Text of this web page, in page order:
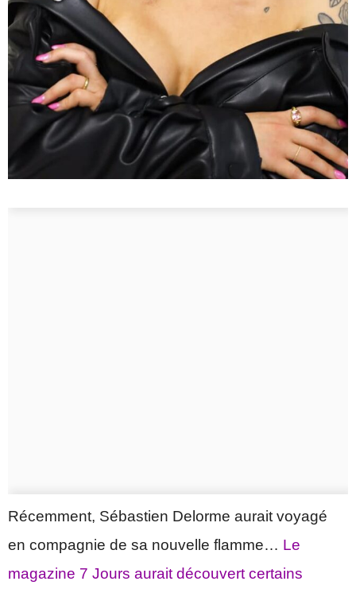
Récemment, Sébastien Delorme aurait voyagé
en compagnie de sa nouvelle flamme… Le
magazine 7 Jours aurait découvert certains